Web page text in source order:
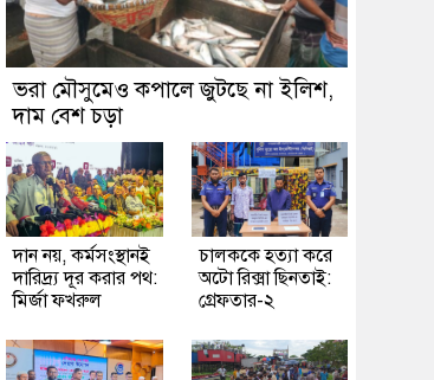
ভরা মৌসুমেও কপালে জুটছে না ইলিশ,
দাম বেশ চড়া
দান নয়, কর্মসংস্থানই
দারিদ্র্য দূর করার পথ:
মির্জা ফখরুল
চালককে হত্যা করে
অটো রিক্সা ছিনতাই:
গ্রেফতার-২